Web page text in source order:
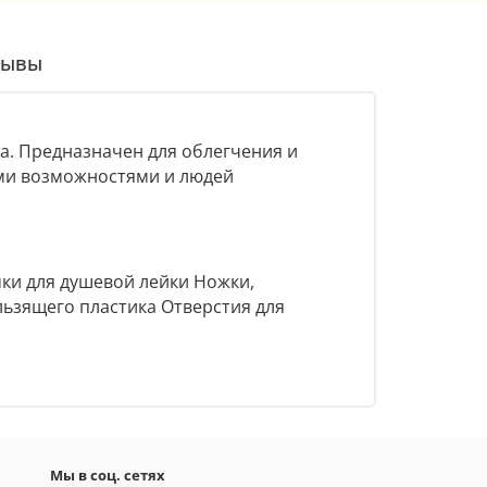
Предназначен для облегчения и
возможностями и людей
для душевой лейки Ножки,
пластика Отверстия для
Мы в соц. сетях